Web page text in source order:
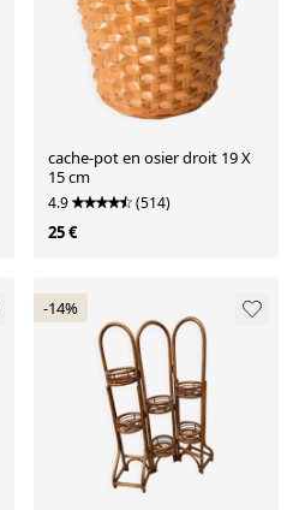
cache-pot en osier droit 19 X
15 cm
4.9 (514)
25 €
-14%